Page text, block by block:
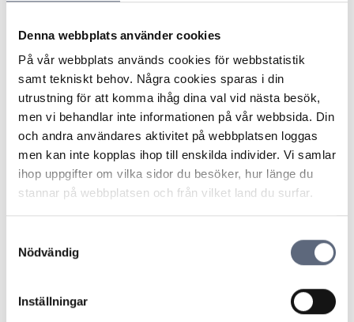
Denna webbplats använder cookies
På vår webbplats används cookies för webbstatistik
samt tekniskt behov. Några cookies sparas i din
utrustning för att komma ihåg dina val vid nästa besök,
men vi behandlar inte informationen på vår webbsida. Din
och andra användares aktivitet på webbplatsen loggas
men kan inte kopplas ihop till enskilda individer. Vi samlar
ihop uppgifter om vilka sidor du besöker, hur länge du
stannar på webbplatsen och från vilket land du surfar.
Nödvändig
Inställningar
med på en faktura. Fakturadatum, fakturanummer,
säljarens och köparens adress och
momsregistreringsnummer är exempel på sådana
uppgifter.
Senast uppdaterad:2025-10-30
Dela sidan
Dela sidan på Facebook
Dela sidan på Linkedin
Skriv ut sidan
Telekområdgivarna